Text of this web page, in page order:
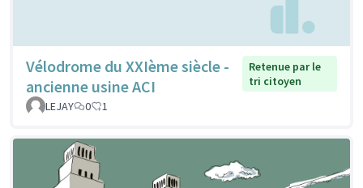
Vélodrome du XXIème siècle -
ancienne usine ACI
Retenue par le
tri citoyen
LEJAY
0 1